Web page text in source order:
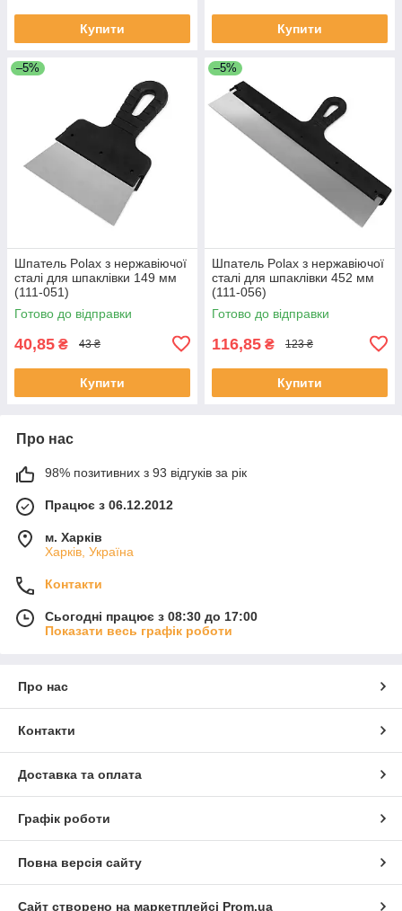
Купити Купити
–5%
Шпатель Polax з нержавіючої
сталі для шпаклівки 149 мм
(111-051)
Готово до відправки
40,85 ₴ 43 ₴
Купити
–5%
Шпатель Polax з нержавіючої
сталі для шпаклівки 452 мм
(111-056)
Готово до відправки
116,85 ₴ 123 ₴
Купити
Про нас
98% позитивних з 93 відгуків за рік
Працює з 06.12.2012
м. Харків
Харків, Україна
Контакти
Сьогодні працює з 08:30 до 17:00
Показати весь графік роботи
Про нас
Контакти
Доставка та оплата
Графік роботи
Повна версія сайту
Сайт створено на маркетплейсі Prom.ua